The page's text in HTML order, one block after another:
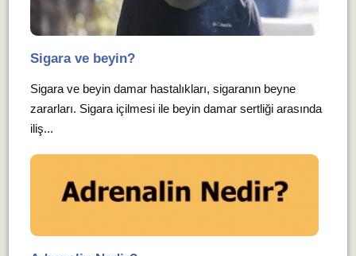
Sigara ve beyin?
Sigara ve beyin damar hastalıkları, sigaranın beyne
zararları. Sigara içilmesi ile beyin damar sertliği arasında
iliş...